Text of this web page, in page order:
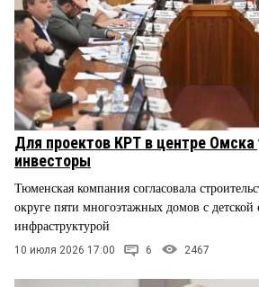
Для проектов КРТ в центре
инвесторы
Тюменская компания согласовала
округе пяти многоэтажных домов с детской
инфраструктурой
10 июля 2026 17:00 6 2467